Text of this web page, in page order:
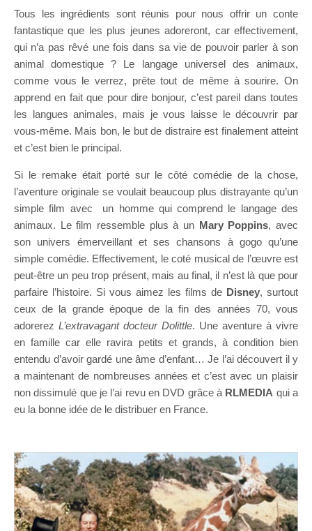
Tous les ingrédients sont réunis pour nous offrir un conte
fantastique que les plus jeunes adoreront, car effectivement,
qui n’a pas rêvé une fois dans sa vie de pouvoir parler à son
animal domestique ? Le langage universel des animaux,
comme vous le verrez, prête tout de même à sourire. On
apprend en fait que pour dire bonjour, c’est pareil dans toutes
les langues animales, mais je vous laisse le découvrir par
vous-même. Mais bon, le but de distraire est finalement atteint
et c’est bien le principal.
Si le remake était porté sur le côté comédie de la chose,
l’aventure originale se voulait beaucoup plus distrayante qu’un
simple film avec un homme qui comprend le langage des
animaux. Le film ressemble plus à un Mary Poppins, avec
son univers émerveillant et ses chansons à gogo qu’une
simple comédie. Effectivement, le coté musical de l’œuvre est
peut-être un peu trop présent, mais au final, il n’est là que pour
parfaire l’histoire. Si vous aimez les films de Disney, surtout
ceux de la grande époque de la fin des années 70, vous
adorerez L’extravagant docteur Dolittle. Une aventure à vivre
en famille car elle ravira petits et grands, à condition bien
entendu d’avoir gardé une âme d’enfant… Je l’ai découvert il y
a maintenant de nombreuses années et c’est avec un plaisir
non dissimulé que je l’ai revu en DVD grâce à RLMEDIA qui a
eu la bonne idée de le distribuer en France.